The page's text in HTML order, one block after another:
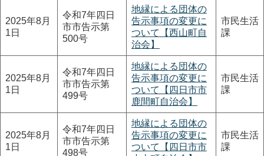
2025年8月
1日
令和7年四日
市市告示第
500号
地縁による団体の
告示事項の変更に
ついて【西山町自
治会】
市民生活
課
2025年8月
1日
令和7年四日
市市告示第
499号
地縁による団体の
告示事項の変更に
ついて【四日市市
鹿間町自治会】
市民生活
課
2025年8月
1日
令和7年四日
市市告示第
498号
地縁による団体の
告示事項の変更に
ついて【四日市市
市民生活
課